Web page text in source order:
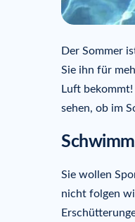
Der Sommer
Sie ihn für
Luft
sehen, ob im
Sie wollen
nicht folgen